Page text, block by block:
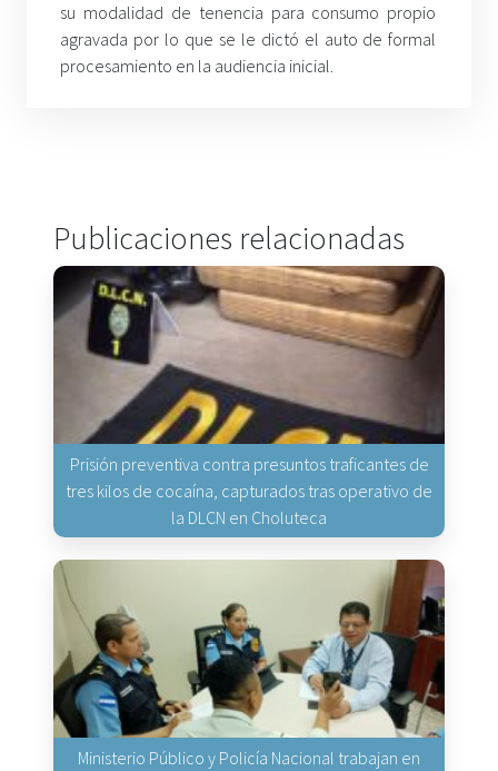
su modalidad de tenencia para consumo propio
agravada por lo que se le dictó el auto de formal
procesamiento en la audiencia inicial.
Publicaciones relacionadas
Prisión preventiva contra presuntos traficantes de
tres kilos de cocaína, capturados tras operativo de
la DLCN en Choluteca
Ministerio Público y Policía Nacional trabajan en